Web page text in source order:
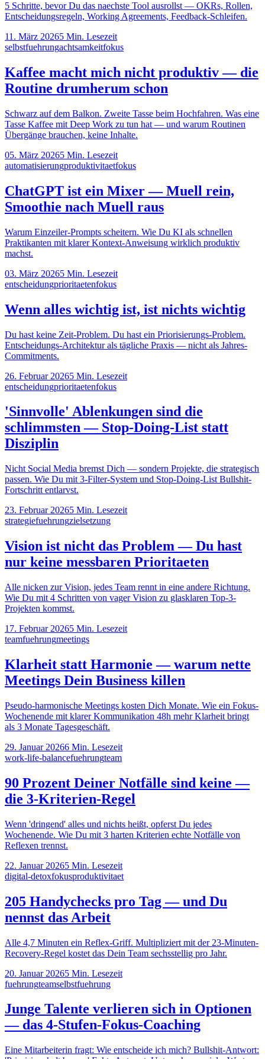
5 Schritte, bevor Du das naechste Tool ausrollst — OKRs, Rollen,
Entscheidungsregeln, Working Agreements, Feedback-Schleifen.
11. März 20265 Min. Lesezeit
selbstfuehrungachtsamkeitfokus
Kaffee macht mich nicht produktiv — die
Routine drumherum schon
Schwarz auf dem Balkon. Zweite Tasse beim Hochfahren. Was eine
Tasse Kaffee mit Deep Work zu tun hat — und warum Routinen
Übergänge brauchen, keine Inhalte.
05. März 20265 Min. Lesezeit
automatisierungproduktivitaetfokus
ChatGPT ist ein Mixer — Muell rein,
Smoothie nach Muell raus
Warum Einzeiler-Prompts scheitern. Wie Du KI als schnellen
Praktikanten mit klarer Kontext-Anweisung wirklich produktiv
machst.
03. März 20265 Min. Lesezeit
entscheidungprioritaetenfokus
Wenn alles wichtig ist, ist nichts wichtig
Du hast keine Zeit-Problem. Du hast ein Priorisierungs-Problem.
Entscheidungs-Architektur als tägliche Praxis — nicht als Jahres-
Commitments.
26. Februar 20265 Min. Lesezeit
entscheidungprioritaetenfokus
'Sinnvolle' Ablenkungen sind die
schlimmsten — Stop-Doing-List statt
Disziplin
Nicht Social Media bremst Dich — sondern Projekte, die strategisch
passen. Wie Du mit 3-Filter-System und Stop-Doing-List Bullshit-
Fortschritt entlarvst.
23. Februar 20265 Min. Lesezeit
strategiefuehrungzielsetzung
Vision ist nicht das Problem — Du hast
nur keine messbaren Prioritaeten
Alle nicken zur Vision, jedes Team rennt in eine andere Richtung.
Wie Du mit 4 Schritten von vager Vision zu glasklaren Top-3-
Projekten kommst.
17. Februar 20265 Min. Lesezeit
teamfuehrungmeetings
Klarheit statt Harmonie — warum nette
Meetings Dein Business killen
Pseudo-harmonische Meetings kosten Dich Monate. Wie ein Fokus-
Wochenende mit klarer Kommunikation 48h mehr Klarheit bringt
als 3 Monate Tagesgeschäft.
29. Januar 20266 Min. Lesezeit
work-life-balancefuehrungteam
90 Prozent Deiner Notfälle sind keine —
die 3-Kriterien-Regel
Wenn 'dringend' alles und nichts heißt, opferst Du jedes
Wochenende. Wie Du mit 3 harten Kriterien echte Notfälle von
Reflexen trennst.
22. Januar 20265 Min. Lesezeit
digital-detoxfokusproduktivitaet
205 Handychecks pro Tag — und Du
nennst das Arbeit
Alle 4,7 Minuten ein Reflex-Griff. Multipliziert mit der 23-Minuten-
Recovery-Regel kostet das Dein Team sechsstellig pro Jahr.
20. Januar 20265 Min. Lesezeit
fuehrungteamselbstfuehrung
Junge Talente verlieren sich in Optionen
— das 4-Stufen-Fokus-Coaching
Eine Mitarbeiterin fragt: Wie entscheide ich mich? Bullshit-Antwort: